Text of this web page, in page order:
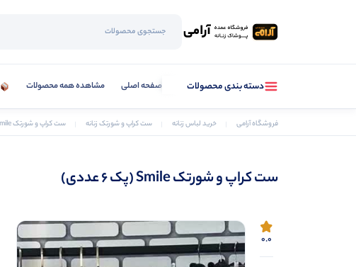
دسته بندی محصولات صفحه اصلی مشاهده همه محصولات
فروشگاه آرامی خرید لباس زنانه ست کراپ و شورتک زنانه ست کراپ و شورتک Smile (پک 6 عددی)
ست کراپ و شورتک Smile (پک 6 عددی)
0.0